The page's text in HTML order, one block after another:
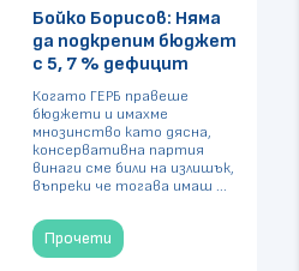
Бойко Борисов: Няма
да подкрепим бюджет
с 5, 7 % дефицит
Когато ГЕРБ правеше
бюджети и имахме
мнозинство като дясна,
консервативна партия
винаги сме били на излишък,
въпреки че тогава имаш ...
Прочети